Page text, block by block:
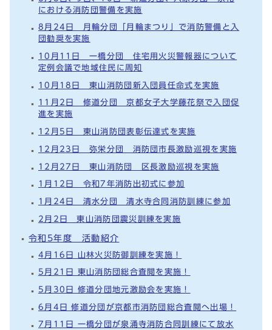
における消防団警備を実施
8月24日 月輪分団「月輪まつり」で消防警備と入
団勧奨を実施
10月11日 一橋分団 住宅用火災警報器について
定例会議で地域住民に周知
10月18日 東山消防団新入団員任命式を実施
11月2日 修道分団 京都女子大学藤花祭で入団促
進を実施
12月5日 東山消防団表彰伝達式を実施
12月23日 弥栄分団 消防団市長激励巡視を実施
12月27日 東山消防団 区長激励巡視を実施
1月12日 令和7年消防出初式に参加
1月24日 清水分団 清水寺合同消防訓練に参加
2月2日 東山消防団震災訓練を実施
令和5年度 活動紹介
4月16日 山林火災防御訓練を実施！
5月21日 東山消防団総合査閲を実施！
5月30日 修道分団地元激励会を実施！
6月4日 修道分団が京都市消防団総合査閲へ出場！
7月11日 一橋分団が泉涌寺消防合同訓練にて放水